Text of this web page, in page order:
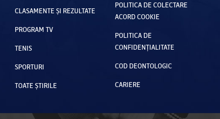
CLASAMENTE ȘI REZULTATE
PROGRAM TV
TENIS
SPORTURI
TOATE ȘTIRILE
POLITICA DE COLECTARE
ACORD COOKIE
POLITICA DE
CONFIDENȚIALITATE
COD DEONTOLOGIC
CARIERE